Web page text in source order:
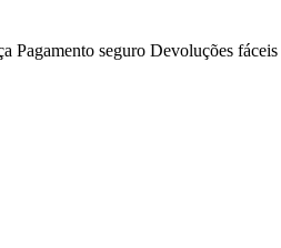
Pagamento seguro Devoluções fáceis